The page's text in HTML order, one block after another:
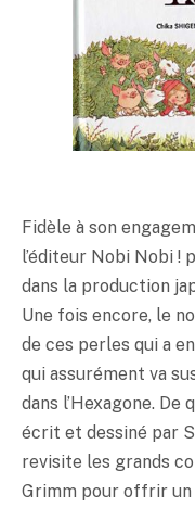
Fidèle à son
l’éditeur Nobi Nobi !
dans la production
Une fois encore, le
de ces perles qui a
qui assurément va
dans l’Hexagone.
écrit et dessiné par
revisite les grands
Grimm pour offrir un